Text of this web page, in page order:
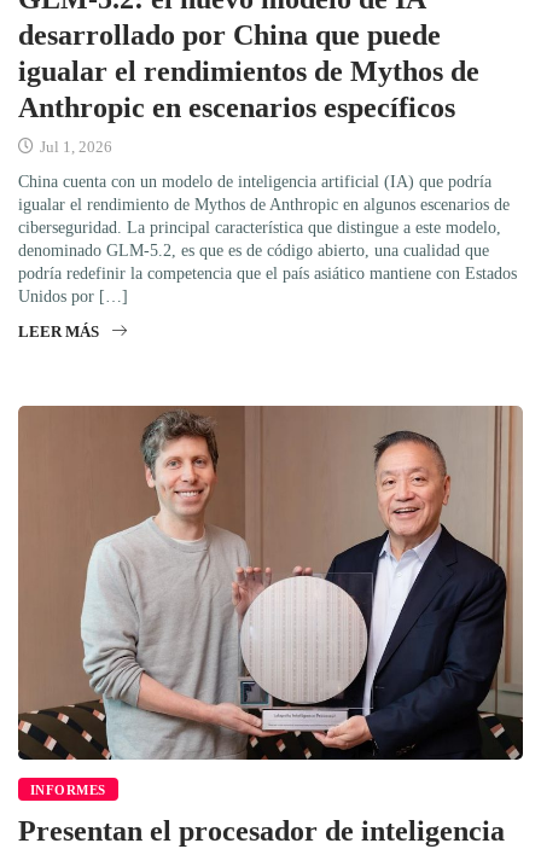
desarrollado por China que puede
igualar el rendimientos de Mythos de
Anthropic en escenarios específicos
Jul 1, 2026
China cuenta con un modelo de inteligencia artificial (IA) que podría
igualar el rendimiento de Mythos de Anthropic en algunos escenarios de
ciberseguridad. La principal característica que distingue a este modelo,
denominado GLM-5.2, es que es de código abierto, una cualidad que
podría redefinir la competencia que el país asiático mantiene con Estados
Unidos por […]
LEER MÁS
INFORMES
Presentan el procesador de inteligencia